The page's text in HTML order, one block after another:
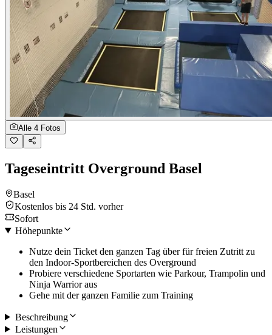
Alle 4 Fotos
Tageseintritt Overground Basel
Basel
Kostenlos bis 24 Std. vorher
Sofort
Höhepunkte
Nutze dein Ticket den ganzen Tag über für freien Zutritt zu
den Indoor-Sportbereichen des Overground
Probiere verschiedene Sportarten wie Parkour, Trampolin und
Ninja Warrior aus
Gehe mit der ganzen Familie zum Training
Beschreibung
Leistungen